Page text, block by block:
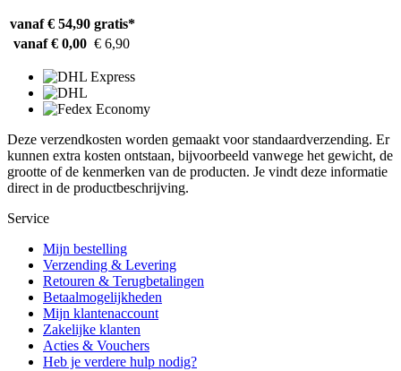
vanaf € 54,90 gratis*
vanaf € 0,00 € 6,90
Deze verzendkosten worden gemaakt voor standaardverzending. Er
kunnen extra kosten ontstaan, bijvoorbeeld vanwege het gewicht, de
grootte of de kenmerken van de producten. Je vindt deze informatie
direct in de productbeschrijving.
Service
Mijn bestelling
Verzending & Levering
Retouren & Terugbetalingen
Betaalmogelijkheden
Mijn klantenaccount
Zakelijke klanten
Acties & Vouchers
Heb je verdere hulp nodig?